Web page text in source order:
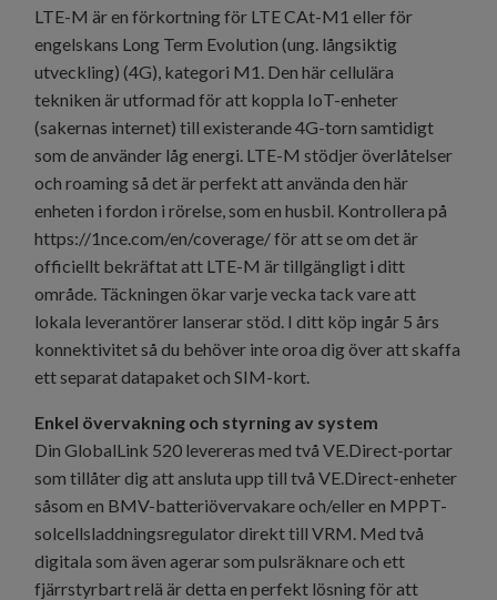
LTE-M är en förkortning för LTE CAt-M1 eller för
engelskans Long Term Evolution (ung. långsiktig
utveckling) (4G), kategori M1. Den här cellulära
tekniken är utformad för att koppla IoT-enheter
(sakernas internet) till existerande 4G-torn samtidigt
som de använder låg energi. LTE-M stödjer överlåtelser
och roaming så det är perfekt att använda den här
enheten i fordon i rörelse, som en husbil. Kontrollera på
https://1nce.com/en/coverage/för att se om det är
officiellt bekräftat att LTE-M är tillgängligt i ditt
område. Täckningen ökar varje vecka tack vare att
lokala leverantörer lanserar stöd. I ditt köp ingår 5 års
konnektivitet så du behöver inte oroa dig över att skaffa
ett separat datapaket och SIM-kort.
Enkel övervakning och styrning av system
Din GlobalLink 520 levereras med två VE.Direct-portar
som tillåter dig att ansluta upp till två VE.Direct-enheter
såsom en BMV-batteriövervakare och/eller en MPPT-
solcellsladdningsregulator direkt till VRM. Med två
digitala som även agerar som pulsräknare och ett
fjärrstyrbart relä är detta en perfekt lösning för att